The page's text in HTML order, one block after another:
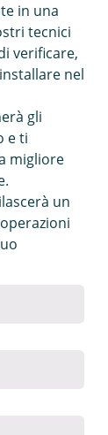
in una
tecnici
verificare,
nel
gli
e ti
migliore
un